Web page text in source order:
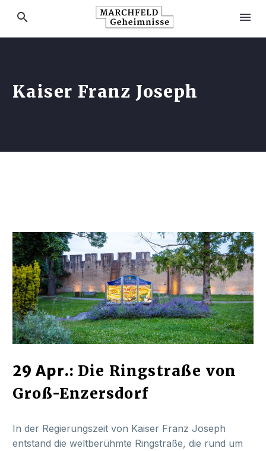
Kaiser Franz Joseph
29 Apr.: Die Ringstraße von
Groß-Enzersdorf
In der Regierungszeit von Kaiser Franz Joseph
entstand die weltberühmte Ringstraße, die rund um